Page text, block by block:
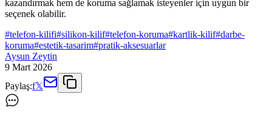
kazandırmak hem de koruma sağlamak isteyenler için uygun bir
seçenek olabilir.
#telefon-kilifi#silikon-kilif#telefon-koruma#kartlik-kilif#darbe-
koruma#estetik-tasarim#pratik-aksesuarlar
Aysun Zeytin
9 Mart 2026
Paylaş:f𝕏